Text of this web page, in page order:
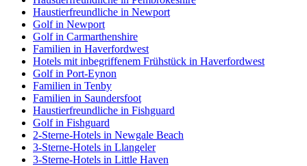
Haustierfreundliche in Newport
Golf in Newport
Golf in Carmarthenshire
Familien in Haverfordwest
Hotels mit inbegriffenem Frühstück in Haverfordwest
Golf in Port-Eynon
Familien in Tenby
Familien in Saundersfoot
Haustierfreundliche in Fishguard
Golf in Fishguard
2-Sterne-Hotels in Newgale Beach
3-Sterne-Hotels in Llangeler
3-Sterne-Hotels in Little Haven